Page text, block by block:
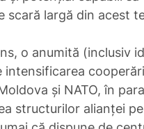
scară largă din acest
o anumită (inclusiv
intensificarea
și NATO, în
structurilor alianței